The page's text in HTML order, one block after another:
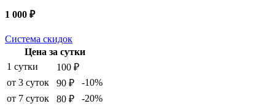
1 000 ₽
Система скидок
Цена за сутки
1 сутки
100 ₽
от 3 суток
90 ₽
-10%
от 7 суток
80 ₽
-20%